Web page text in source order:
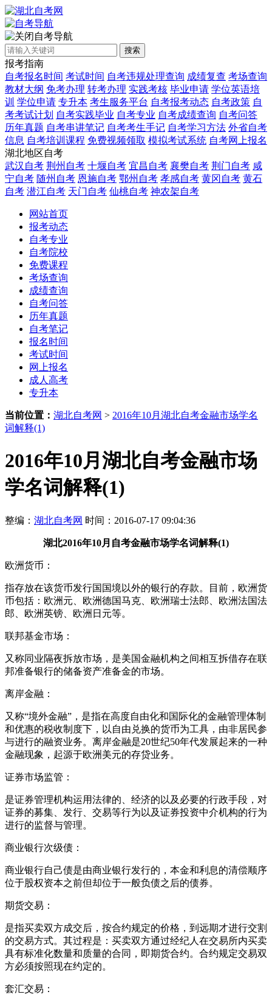
自考导航
搜索
报考指南
自考报名时间 考试时间 自考违规处理查询 成绩复查 考场查询
教材大纲 免考办理 转考办理 实践考核 毕业申请 学位英语培
训 学位申请 专升本 考生服务平台 自考报考动态 自考政策 自
考考试计划 自考实践毕业 自考专业 自考成绩查询 自考问答
历年真题 自考串讲笔记 自考考生手记 自考学习方法 外省自考
信息 自考培训课程 免费视频领取 模拟考试系统 自考网上报名
湖北地区自考
武汉自考 荆州自考 十堰自考 宜昌自考 襄樊自考 荆门自考 咸
宁自考 随州自考 恩施自考 鄂州自考 孝感自考 黄冈自考 黄石
自考 潜江自考 天门自考 仙桃自考 神农架自考
网站首页
报考动态
自考专业
自考院校
免费课程
考场查询
成绩查询
自考问答
历年真题
自考笔记
报名时间
考试时间
网上报名
成人高考
专升本
当前位置： 湖北自考网 > 2016年10月湖北自考金融市场学名
词解释(1)
2016年10月湖北自考金融市场
学名词解释(1)
整编： 湖北自考网 时间：2016-07-17 09:04:36
湖北2016年10月自考金融市场学名词解释(1)
欧洲货币：
指存放在该货币发行国国境以外的银行的存款。目前，欧洲货
币包括：欧洲元、欧洲德国马克、欧洲瑞士法郎、欧洲法国法
郎、欧洲英镑、欧洲日元等。
联邦基金市场：
又称同业隔夜拆放市场，是美国金融机构之间相互拆借存在联
邦准备银行的储备资产准备金的市场。
离岸金融：
又称“境外金融”，是指在高度自由化和国际化的金融管理体制
和优惠的税收制度下，以自由兑换的货币为工具，由非居民参
与进行的融资业务。离岸金融是20世纪50年代发展起来的一种
金融现象，起源于欧洲美元的存贷业务。
证券市场监管：
是证券管理机构运用法律的、经济的以及必要的行政手段，对
证券的募集、发行、交易等行为以及证券投资中介机构的行为
进行的监督与管理。
商业银行次级债：
商业银行自己债是由商业银行发行的，本金和利息的清偿顺序
位于股权资本之前但却位于一般负债之后的债券。
期货交易：
是指买卖双方成交后，按合约规定的价格，到远期才进行交割
的交易方式。其过程是：买卖双方通过经纪人在交易所内买卖
具有标准化数量和质量的合同，即期货合约。合约规定交易双
方必须按照现在约定的。
套汇交易：